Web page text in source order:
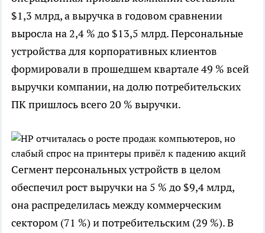
$1,3 млрд, а выручка в годовом сравнении
выросла на 2,4 % до $13,5 млрд. Персональные
устройства для корпоративных клиентов
формировали в прошедшем квартале 49 % всей
выручки компании, на долю потребительских
ПК пришлось всего 20 % выручки.
Сегмент персональных устройств в целом
обеспечил рост выручки на 5 % до $9,4 млрд,
она распределилась между коммерческим
сектором (71 %) и потребительским (29 %). В